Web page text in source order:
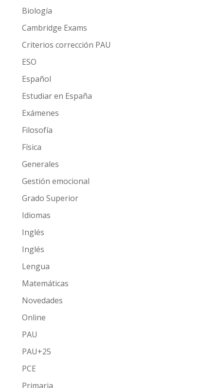
Biología
Cambridge Exams
Criterios corrección PAU
ESO
Español
Estudiar en España
Exámenes
Filosofía
Física
Generales
Gestión emocional
Grado Superior
Idiomas
Inglés
Inglés
Lengua
Matemáticas
Novedades
Online
PAU
PAU+25
PCE
Primaria